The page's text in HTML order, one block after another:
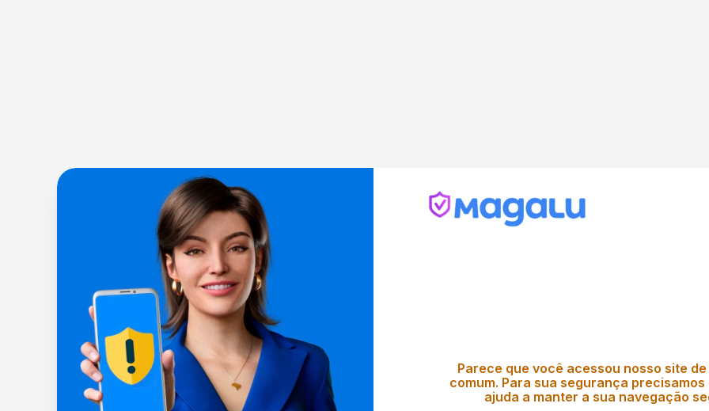
Parece que você acessou nosso site
comum. Para sua segurança
ajuda a manter a sua navegação